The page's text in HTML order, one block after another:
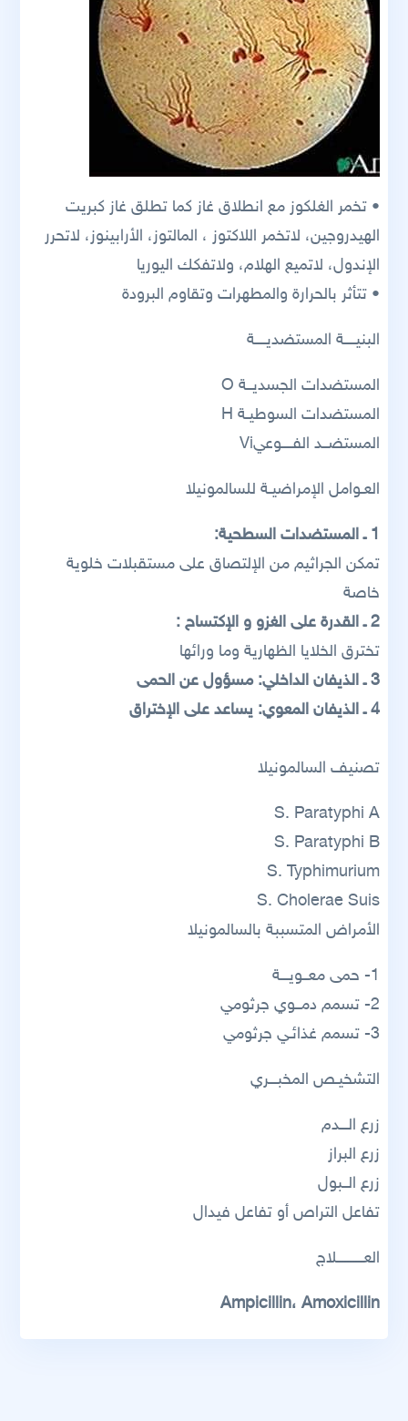
• تخمر الغلكوز مع انطلاق غاز كما تطلق غاز كبريت
الهيدروجين، لاتخمر اللاكتوز ، المالتوز، الأرابينوز، لاتحرر
الإندول، لاتميع الهلام، ولاتفكك اليوريا
• تتأثر بالحرارة والمطهرات وتقاوم البرودة
البنيــــة المستضديــــة
المستضدات الجسديــة O
المستضدات السوطيـة H
المستضــد الفــــوعيVi
العـوامل الإمراضيـة للسالمونيلا
1 ـ المستضدات السطحية:
تمكن الجراثيم من الإلتصاق على مستقبلات خلوية
خاصة
2 ـ القدرة على الغزو و الإكتساح :
تخترق الخلايا الظهارية وما ورائها
3 ـ الذيفان الداخلي: مسؤول عن الحمى
4 ـ الذيفان المعوي: يساعد على الإختراق
تصنيف السالمونيلا
S. Paratyphi A
S. Paratyphi B
S. Typhimurium
S. Cholerae Suis
الأمراض المتسببة بالسالمونيلا
1- حمى معــويـــة
2- تسمم دمــوي جرثومي
3- تسمم غذائـي جرثومي
التشخيـص المخبـــري
زرع الـــدم
زرع البراز
زرع الــبول
تفاعل التراص أو تفاعل فيدال
العــــــــــلاج
Ampicillin، Amoxicillin